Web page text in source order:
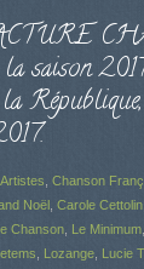
saison
Artistes Chanson
Noël Carole Cettolin
Chanson Le Minimum
Lozange Lucie